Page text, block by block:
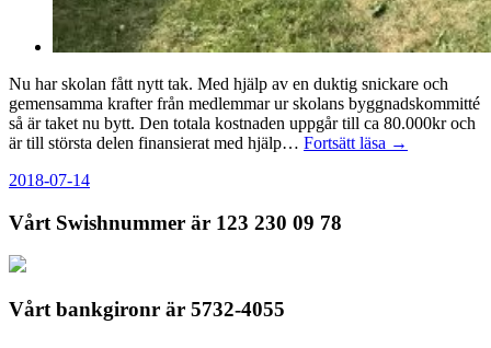
Nu har skolan fått nytt tak. Med hjälp av en duktig snickare och
gemensamma krafter från medlemmar ur skolans byggnadskommitté
så är taket nu bytt. Den totala kostnaden uppgår till ca 80.000kr och
är till största delen finansierat med hjälp… Fortsätt läsa →
2018-07-14
Vårt Swishnummer är 123 230 09 78
Vårt bankgironr är 5732-4055